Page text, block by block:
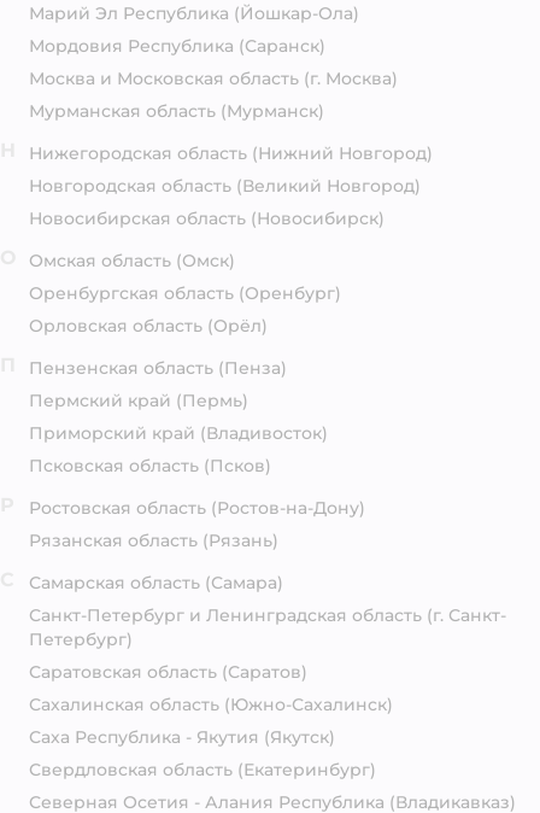
Марий Эл Республика (Йошкар-Ола)
Мордовия Республика (Саранск)
Москва и Московская область (г. Москва)
Мурманская область (Мурманск)
Нижегородская область (Нижний Новгород)
Новгородская область (Великий Новгород)
Новосибирская область (Новосибирск)
Омская область (Омск)
Оренбургская область (Оренбург)
Орловская область (Орёл)
Пензенская область (Пенза)
Пермский край (Пермь)
Приморский край (Владивосток)
Псковская область (Псков)
Ростовская область (Ростов-на-Дону)
Рязанская область (Рязань)
Самарская область (Самара)
Санкт-Петербург и Ленинградская область (г. Санкт-
Петербург)
Саратовская область (Саратов)
Сахалинская область (Южно-Сахалинск)
Саха Республика - Якутия (Якутск)
Свердловская область (Екатеринбург)
Северная Осетия - Алания Республика (Владикавказ)